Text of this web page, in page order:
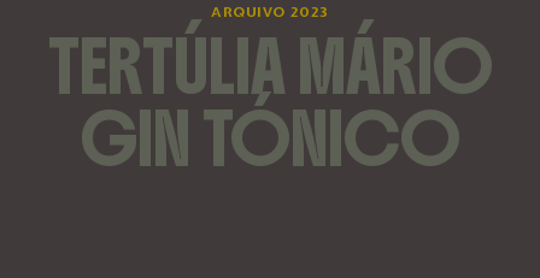
ARQUIVO 2023
TERTÚLIA MÁRIO
GIN TÓNICO